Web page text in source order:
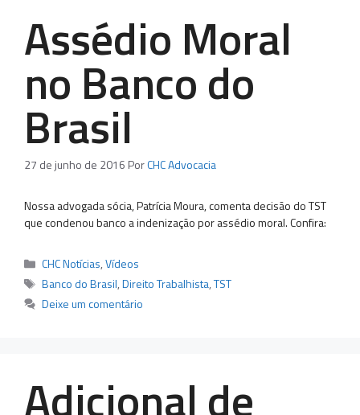
Assédio Moral
no Banco do
Brasil
27 de junho de 2016 PorCHC Advocacia
Nossa advogada sócia, Patrícia Moura, comenta decisão do TST
que condenou banco a indenização por assédio moral. Confira:
Categorias
CHC Notícias,Vídeos
Tags
Banco do Brasil,Direito Trabalhista,TST
Deixe um comentário
Adicional de